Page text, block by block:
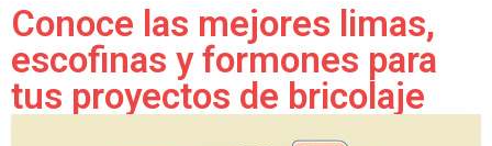
Conoce las mejores limas,
escofinas y formones para
tus proyectos de bricolaje